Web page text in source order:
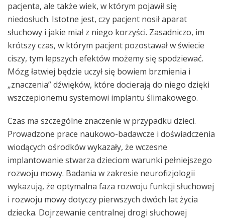
pacjenta, ale także wiek, w którym pojawił się
niedosłuch. Istotne jest, czy pacjent nosił aparat
słuchowy i jakie miał z niego korzyści. Zasadniczo, im
krótszy czas, w którym pacjent pozostawał w świecie
ciszy, tym lepszych efektów możemy się spodziewać.
Mózg łatwiej będzie uczył się bowiem brzmienia i
„znaczenia” dźwięków, które docierają do niego dzięki
wszczepionemu systemowi implantu ślimakowego.
Czas ma szczególne znaczenie w przypadku dzieci.
Prowadzone prace naukowo-badawcze i doświadczenia
wiodących ośrodków wykazały, że wczesne
implantowanie stwarza dzieciom warunki pełniejszego
rozwoju mowy. Badania w zakresie neurofizjologii
wykazują, że optymalna faza rozwoju funkcji słuchowej
i rozwoju mowy dotyczy pierwszych dwóch lat życia
dziecka. Dojrzewanie centralnej drogi słuchowej